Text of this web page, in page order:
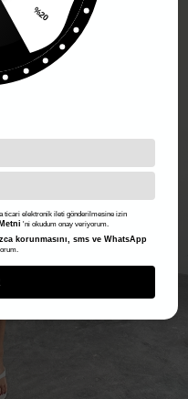
%20
ticari elektronik ileti gönderilmesine izin
'ni okudum onay veriyorum.
korunmasını, sms ve WhatsApp